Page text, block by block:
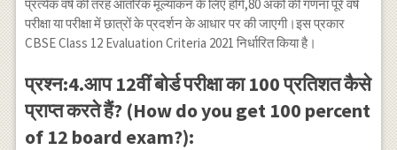
प्रत्येक वर्ष की तरह आंतरिक मूल्यांकन के लिए होंगे,80 अंकों की गणना पूरे वर्ष
परीक्षा या परीक्षा में छात्रों के प्रदर्शन के आधार पर की जाएगी।इस प्रकार
CBSE Class 12 Evaluation Criteria 2021 निर्धारित किया है।
प्रश्न:4.आप 12वीं बोर्ड परीक्षा का 100 प्रतिशत कैसे
प्राप्त करते हैं? (How do you get 100 percent
of 12 board exam?):